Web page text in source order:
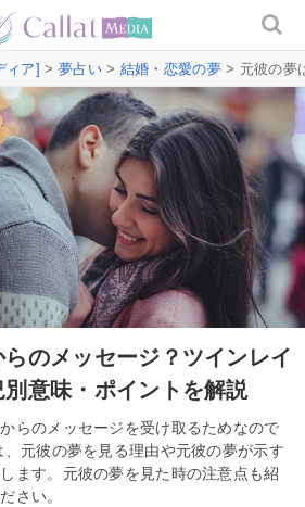
ィア] > 夢占い> 結婚・恋愛の夢> 元彼の夢
のメッセージ？ツインレイ
意味・ポイントを解説
らのメッセージを受け取るためなので
元彼の夢を見る理由や元彼の夢が示す
ます。元彼の夢を見た時の注意点も紹
さい。